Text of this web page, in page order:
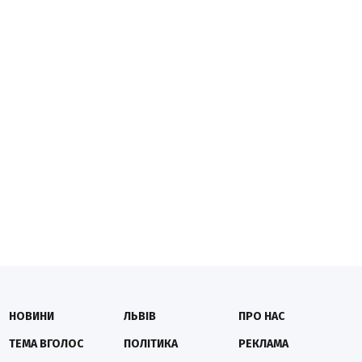
НОВИНИ
ТЕМА ВГОЛОС
ЛЬВІВ
ПОЛІТИКА
ПРО НАС
РЕКЛАМА